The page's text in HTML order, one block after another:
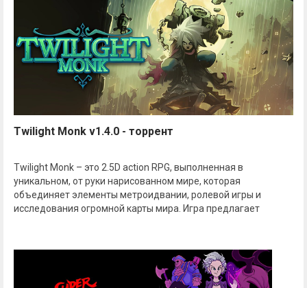
Twilight Monk v1.4.0 - торрент
Twilight Monk – это 2.5D action RPG, выполненная в
уникальном, от руки нарисованном мире, которая
объединяет элементы метроидвании, ролевой игры и
исследования огромной карты мира. Игра предлагает